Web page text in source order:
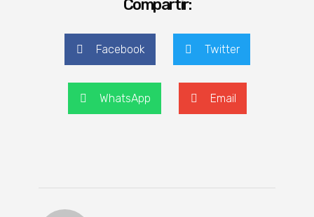
Compartir:
Facebook Twitter
WhatsApp Email